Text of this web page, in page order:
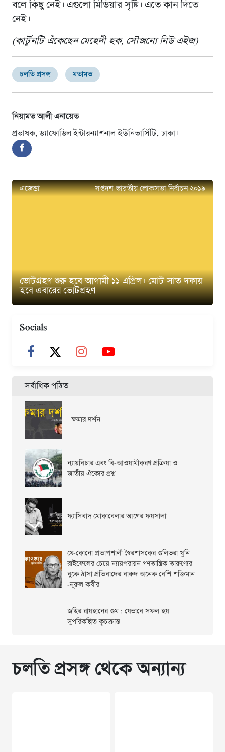
বলে কিছু নেই। এগুলো মিডিয়ার সৃষ্টি। এতে কান দিতে
নেই।
(কার্টুনটি এঁকেছেন মেহেদী হক, সৌজন্যে নিউ এইজ)
চলতি প্রসঙ্গ মতামত
নিয়ামত আলী এনায়েত
প্রভাষক, ড্যাফোডিল ইন্টারন্যাশনাল ইউনিভার্সিটি, ঢাকা।
এজেন্ডা সপ্তদশ ভারতীয় লোকসভা নির্বাচন ২০১৯
ভোটগ্রহণ শুরু হবে আগামী ১১ এপ্রিল। মোট সাত দফায়
হবে এবারের ভোটগ্রহণ
Socials
সর্বাধিক পঠিত
ক্ষমার দর্শন
ন্যায়বিচার এবং বি-আওয়ামীকরণ প্রক্রিয়া ও
জাতীয় ঐক্যের প্রশ্ন
ফ্যাসিবাদ মোকাবেলার আগের ফয়সালা
যে-কোনো প্রতাপশালী স্বৈরশাসকের গুলিভরা খুনি
রাইফেলের চেয়ে ন্যায়পরায়ন গণতান্ত্রিক তারুণ্যের
বুকে ঠাসা প্রতিবাদের বারুদ অনেক বেশি শক্তিমান
-নূরুল কবীর
জহির রায়হানের গুম : যেভাবে সফল হয়
সুপরিকল্পিত কুচক্রান্ত
চলতি প্রসঙ্গ থেকে অন্যান্য